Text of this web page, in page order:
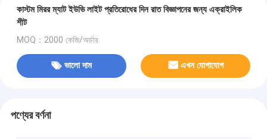
কাস্টম মিরর ম্যাট ইউভি লাইট প্রতিরোধের দিন রাত বিজ্ঞাপনের জন্য এক্রাইলিক
শীট
MOQ：2000 কেজি/অর্ডার
ভালো দাম এখন যোগাযোগ
পণ্যের বর্ণনা